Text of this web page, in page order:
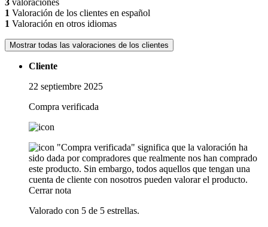
3 valoraciones
1 Valoración de los clientes en español
1 Valoración en otros idiomas
Mostrar todas las valoraciones de los clientes
Cliente
22 septiembre 2025
Compra verificada
"Compra verificada" significa que la valoración ha
sido dada por compradores que realmente nos han comprado
este producto. Sin embargo, todos aquellos que tengan una
cuenta de cliente con nosotros pueden valorar el producto.
Cerrar nota
Valorado con 5 de 5 estrellas.